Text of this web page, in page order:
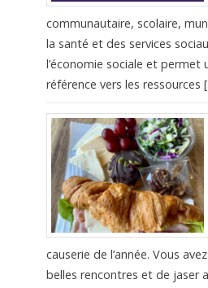
communautaire, scolaire,
la santé et des services
l’économie sociale et permet
référence vers les ressources
causerie de l’année. Vous
belles rencontres et de jaser